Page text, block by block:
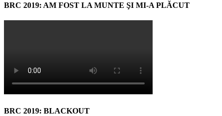
BRC 2019: AM FOST LA MUNTE ŞI MI-A PLĂCUT
BRC 2019: BLACKOUT